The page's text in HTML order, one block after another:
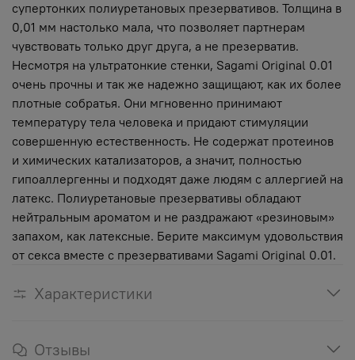
супертонких полиуретановых презервативов. Толщина в
0,01 мм настолько мала, что позволяет партнерам
чувствовать только друг друга, а не презерватив.
Несмотря на ультратонкие стенки, Sagami Original 0.01
очень прочны и так же надежно защищают, как их более
плотные собратья. Они мгновенно принимают
температуру тела человека и придают стимуляции
совершенную естественность. Не содержат протеинов
и химических катализаторов, а значит, полностью
гипоаллергенны и подходят даже людям с аллергией на
латекс. Полиуретановые презервативы обладают
нейтральным ароматом и не раздражают «резиновым»
запахом, как латексные. Берите максимум удовольствия
от секса вместе с презервативами Sagami Original 0.01.
Характеристики
Отзывы